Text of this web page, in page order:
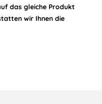
das gleiche Produkt
wir Ihnen die